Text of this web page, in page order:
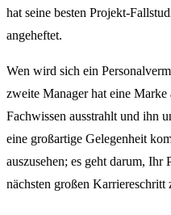
hat seine besten Projekt-
angeheftet.
Wen wird sich ein
zweite Manager hat eine
Fachwissen ausstrahlt und ihn
eine großartige Gelegenheit
auszusehen; es geht darum,
nächsten großen Karriereschritt